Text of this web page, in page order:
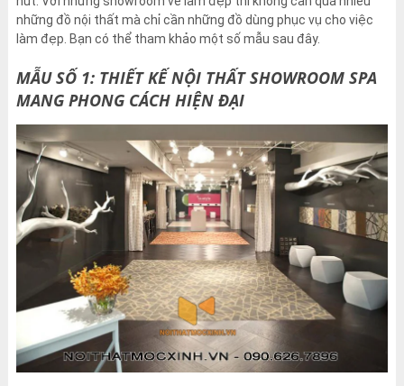
những đồ nội thất mà chỉ cần những đồ dùng phục vụ cho việc
làm đẹp. Bạn có thể tham khảo một số mẫu sau đây.
MẪU SỐ 1: THIẾT KẾ NỘI THẤT SHOWROOM SPA
MANG PHONG CÁCH HIỆN ĐẠI